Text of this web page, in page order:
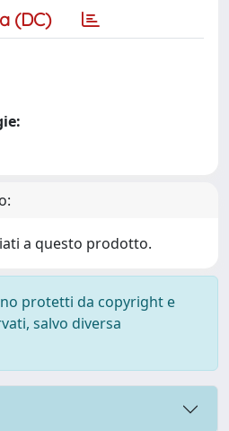
(DC)
a questo prodotto.
protetti da copyright e
salvo diversa